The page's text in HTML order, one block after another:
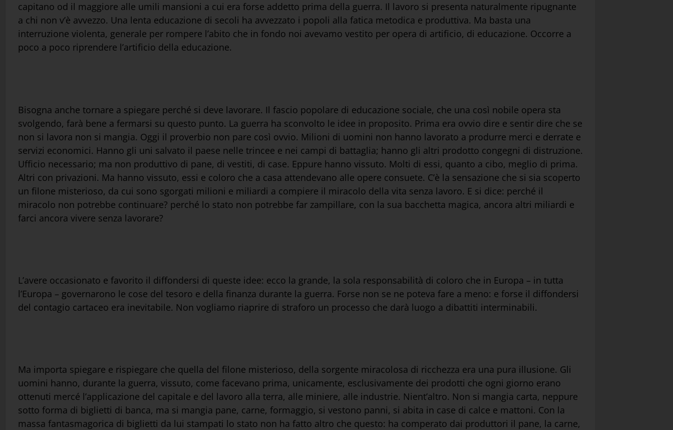
capitano od il maggiore alle umili mansioni a cui era forse addetto prima della guerra. Il lavoro si presenta naturalmente ripugnante
a chi non v’è avvezzo. Una lenta educazione di secoli ha avvezzato i popoli alla fatica metodica e produttiva. Ma basta una
interruzione violenta, generale per rompere l’abito che in fondo noi avevamo vestito per opera di artificio, di educazione. Occorre a
poco a poco riprendere l’artificio della educazione.
Bisogna anche tornare a spiegare perché si deve lavorare. Il fascio popolare di educazione sociale, che una così nobile opera sta
svolgendo, farà bene a fermarsi su questo punto. La guerra ha sconvolto le idee in proposito. Prima era ovvio dire e sentir dire che se
non si lavora non si mangia. Oggi il proverbio non pare così ovvio. Milioni di uomini non hanno lavorato a produrre merci e derrate e
servizi economici. Hanno gli uni salvato il paese nelle trincee e nei campi di battaglia; hanno gli altri prodotto congegni di distruzione.
Ufficio necessario; ma non produttivo di pane, di vestiti, di case. Eppure hanno vissuto. Molti di essi, quanto a cibo, meglio di prima.
Altri con privazioni. Ma hanno vissuto, essi e coloro che a casa attendevano alle opere consuete. C’è la sensazione che si sia scoperto
un filone misterioso, da cui sono sgorgati milioni e miliardi a compiere il miracolo della vita senza lavoro. E si dice: perché il
miracolo non potrebbe continuare? perché lo stato non potrebbe far zampillare, con la sua bacchetta magica, ancora altri miliardi e
farci ancora vivere senza lavorare?
L’avere occasionato e favorito il diffondersi di queste idee: ecco la grande, la sola responsabilità di coloro che in Europa – in tutta
l’Europa – governarono le cose del tesoro e della finanza durante la guerra. Forse non se ne poteva fare a meno: e forse il diffondersi
del contagio cartaceo era inevitabile. Non vogliamo riaprire di straforo un processo che darà luogo a dibattiti interminabili.
Ma importa spiegare e rispiegare che quella del filone misterioso, della sorgente miracolosa di ricchezza era una pura illusione. Gli
uomini hanno, durante la guerra, vissuto, come facevano prima, unicamente, esclusivamente dei prodotti che ogni giorno erano
ottenuti mercé l’applicazione del capitale e del lavoro alla terra, alle miniere, alle industrie. Nient’altro. Non si mangia carta, neppure
sotto forma di biglietti di banca, ma si mangia pane, carne, formaggio, si vestono panni, si abita in case di calce e mattoni. Con la
massa fantasmagorica di biglietti da lui stampati lo stato non ha fatto altro che questo: ha comperato dai produttori il pane, la carne,